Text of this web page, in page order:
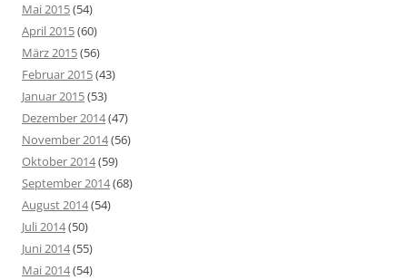
Mai 2015(54)
April 2015(60)
März 2015(56)
Februar 2015(43)
Januar 2015(53)
Dezember 2014(47)
November 2014(56)
Oktober 2014(59)
September 2014(68)
August 2014(54)
Juli 2014(50)
Juni 2014(55)
Mai 2014(54)